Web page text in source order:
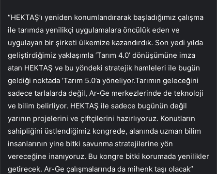
“HEKTAŞ’ı yeniden konumlandırarak başladığımız çalışma
ile tarımda yenilikçi uygulamalara öncülük eden ve
uygulayan bir şirketi ülkemize kazandırdık. Son yedi yılda
geliştirdiğimiz yaklaşımla ‘Tarım 4.0’ dönüşümüne imza
atan HEKTAŞ ve bu yöndeki stratejik hamleleri ile bugün
geldiği noktada ‘Tarım 5.0’a yöneliyor.Tarımın geleceğini
sadece tarlalarda değil, Ar-Ge merkezlerinde de teknoloji
ve bilim belirliyor. HEKTAŞ ile sadece bugünün değil
yarının projelerini ve çiftçilerini hazırlıyoruz. Konutların
sahipliğini üstlendiğimiz kongrede, alanında uzman bilim
insanlarının yine bitki savunma stratejilerine yön
vereceğine inanıyoruz. Bu kongre bitki korumada yenilikler
getirecek. Ar-Ge çalışmalarında da mihenk taşı olacak”